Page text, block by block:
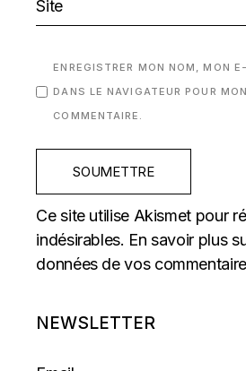
ENREGISTRER MON NOM, MON
DANS LE NAVIGATEUR POUR
COMMENTAIRE.
SOUMETTRE
Ce site utilise Akismet pour
indésirables. En savoir plus
données de vos
NEWSLETTER